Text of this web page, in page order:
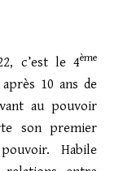
c’est le 4ème
10 ans de
au pouvoir
son premier
Habile